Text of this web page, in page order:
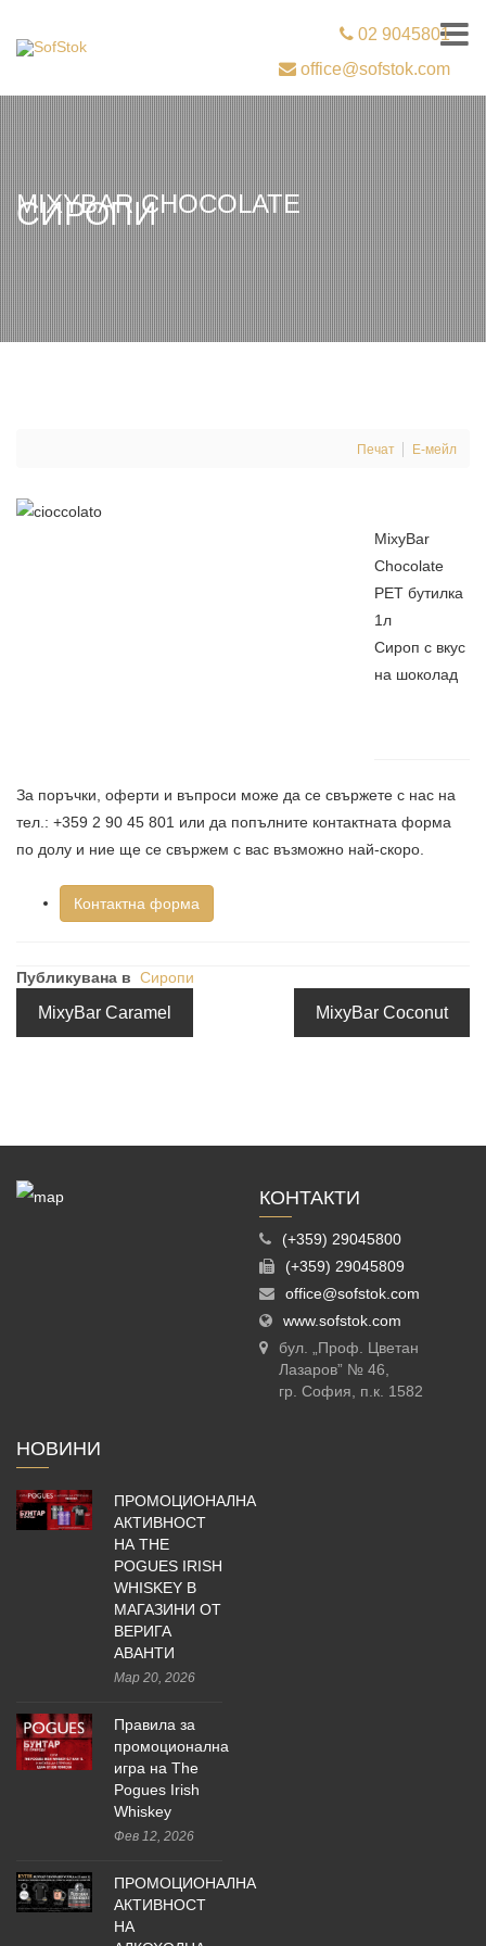
02 9045801
office@sofstok.com
СИРОПИ
MIXYBAR CHOCOLATE
Печат Е-мейл
MixyBar
Chocolate
PET бутилка
1л
Сироп с вкус
на шоколад
За поръчки, оферти и въпроси може да се свържете с нас на
тел.: +359 2 90 45 801 или да попълните контактната форма
по долу и ние ще се свържем с вас възможно най-скоро.
Контактна форма
Публикувана в Сиропи
MixyBar Caramel MixyBar Coconut
КОНТАКТИ
(+359) 29045800
(+359) 29045809
office@sofstok.com
www.sofstok.com
бул. „Проф. Цветан
Лазаров” № 46,
гр. София, п.к. 1582
НОВИНИ
ПРОМОЦИОНАЛНА
АКТИВНОСТ
НА THE
POGUES IRISH
WHISKEY В
МАГАЗИНИ ОТ
ВЕРИГА
АВАНТИ
Мар 20, 2026
Правила за
промоционална
игра на The
Pogues Irish
Whiskey
Фев 12, 2026
ПРОМОЦИОНАЛНА
АКТИВНОСТ
НА